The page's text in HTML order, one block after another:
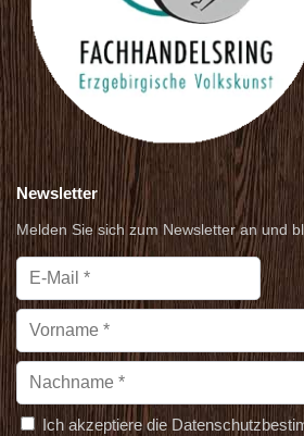
Newsletter
Melden Sie sich zum Newsletter an und
Ich akzeptiere die